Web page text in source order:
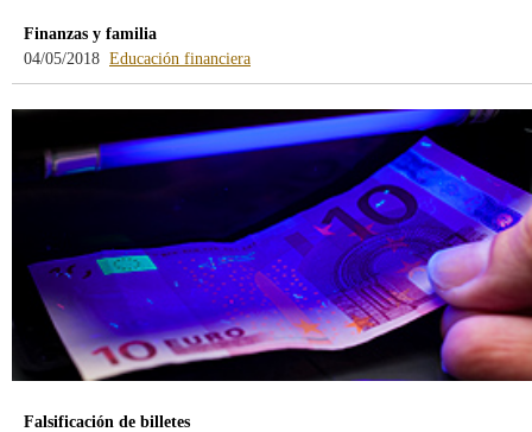
Finanzas y familia
04/05/2018 Educación financiera
Falsificación de billetes